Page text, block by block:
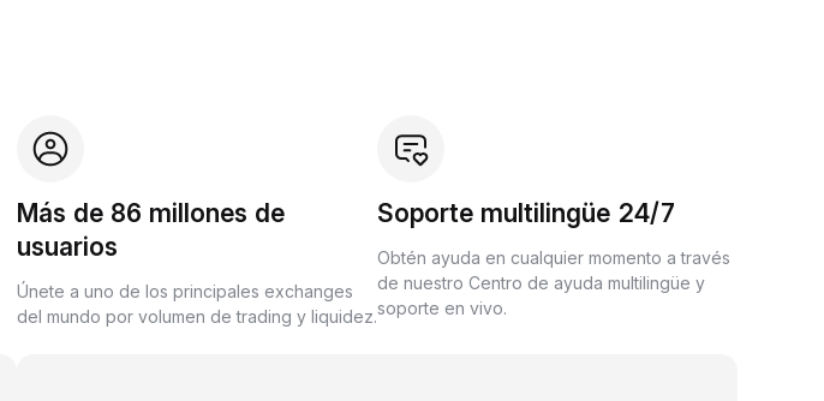
Más de 86 millones de
usuarios
Únete a uno de los principales exchanges
del mundo por volumen de trading y liquidez.
Soporte multilingüe 24/7
Obtén ayuda en cualquier momento a través
de nuestro Centro de ayuda multilingüe y
soporte en vivo.